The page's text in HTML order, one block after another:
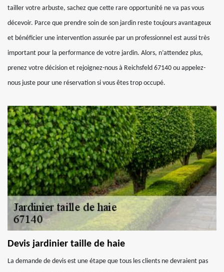
tailler votre arbuste, sachez que cette rare opportunité ne va pas vous
décevoir. Parce que prendre soin de son jardin reste toujours avantageux
et bénéficier une intervention assurée par un professionnel est aussi très
important pour la performance de votre jardin. Alors, n’attendez plus,
prenez votre décision et rejoignez-nous à Reichsfeld 67140 ou appelez-
nous juste pour une réservation si vous êtes trop occupé.
Devis jardinier taille de haie
La demande de devis est une étape que tous les clients ne devraient pas